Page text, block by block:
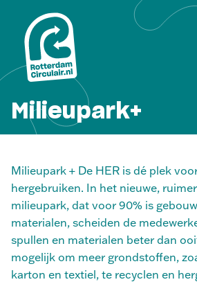
hoofdinhoud
Milieupark+
Milieupark + De HER is dé plek
hergebruiken. In het nieuwe,
milieupark, dat voor 90% is
materialen, scheiden de
spullen en materialen beter dan
mogelijk om meer grondstoffen,
karton en textiel, te recyclen en